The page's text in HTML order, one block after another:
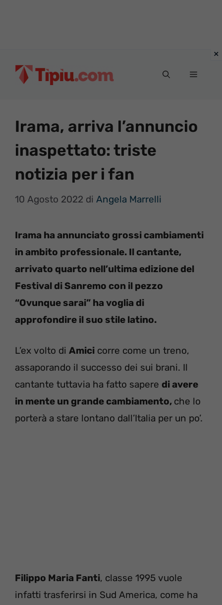
Menu
Irama, arriva l’annuncio
inaspettato: triste
notizia per i fan
10 Agosto 2022 di Angela Marrelli
Irama ha annunciato grossi cambiamenti
in ambito professionale. Il cantante,
arrivato quarto nell’ultima edizione del
Festival di Sanremo con il pezzo
“Ovunque sarai” ha voglia di
approfondire il suo stile latino.
L’ex volto di Amici corre come un treno,
assaporando il successo dei sui brani. Il
cantante tuttavia ha fatto sapere di avere
in mente un grande cambiamento, che lo
porterà a stare lontano dall’Italia per un po’.
Filippo Maria Fanti, classe 1995 vuole
infatti trasferirsi in Sud America, come ha